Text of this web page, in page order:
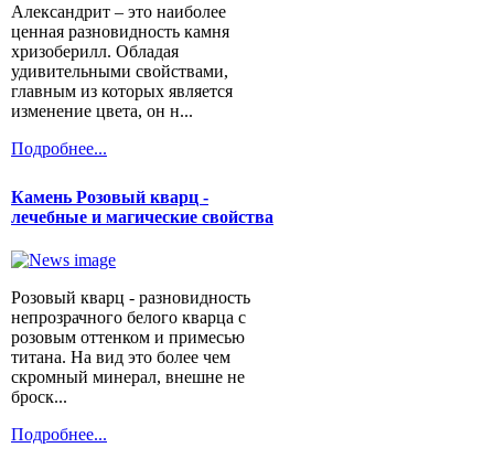
Александрит – это наиболее
ценная разновидность камня
хризоберилл. Обладая
удивительными свойствами,
главным из которых является
изменение цвета, он н...
Подробнее...
Камень Розовый кварц -
лечебные и магические свойства
Розовый кварц - разновидность
непрозрачного белого кварца с
розовым оттенком и примесью
титана. На вид это более чем
скромный минерал, внешне не
броск...
Подробнее...